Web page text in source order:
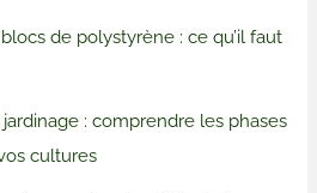
de polystyrène : ce qu’il faut
: comprendre les phases
cultures